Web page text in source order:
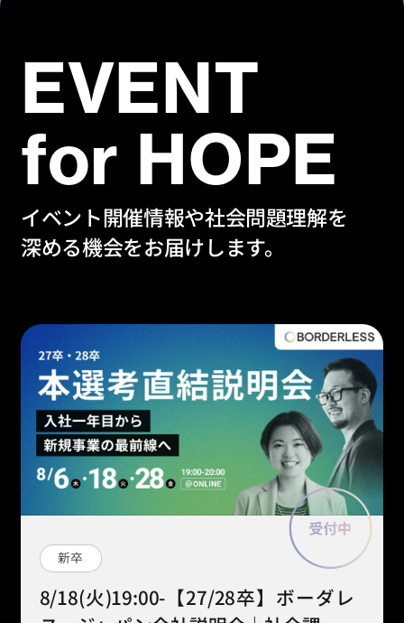
EVENT
for HOPE
イベント開催情報や社会問題理解を
深める機会をお届けします。
新卒
8/18(火)19:00-【27/28卒】ボーダレ